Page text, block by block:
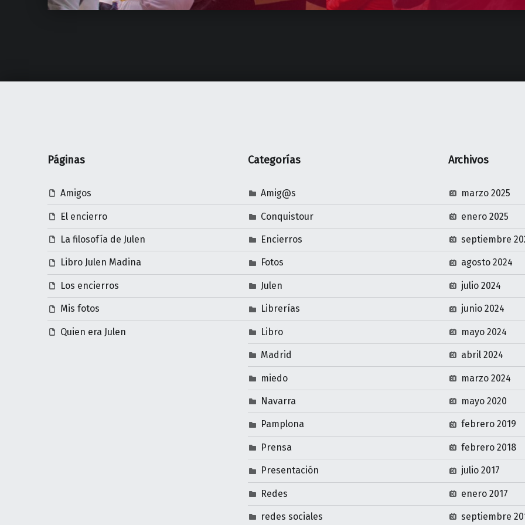
Páginas
Amigos
El encierro
La filosofía de Julen
Libro Julen Madina
Los encierros
Mis fotos
Quien era Julen
Categorías
Amig@s
Conquistour
Encierros
Fotos
Julen
Librerías
Libro
Madrid
miedo
Navarra
Pamplona
Prensa
Presentación
Redes
redes sociales
Archivos
marzo 2025
enero 2025
septiembre
agosto 2024
julio 2024
junio 2024
mayo 2024
abril 2024
marzo 2024
mayo 2020
febrero 2019
febrero 2018
julio 2017
enero 2017
septiembre